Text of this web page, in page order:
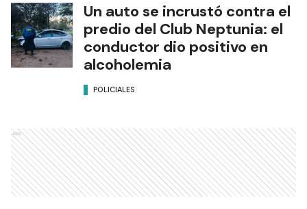
Un auto se incrustó contra el
predio del Club Neptunia: el
conductor dio positivo en
alcoholemia
POLICIALES
Ads